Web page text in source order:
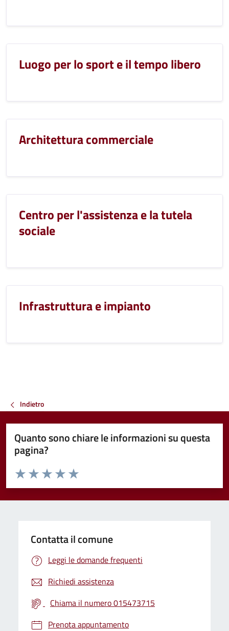
Luogo per lo sport e il tempo libero
Architettura commerciale
Centro per l'assistenza e la tutela
sociale
Infrastruttura e impianto
Indietro
Quanto sono chiare le informazioni su questa
pagina?
Valuta da 1 a 5 stelle la pagina
Valuta 5 stelle su 5
Valuta 4 stelle su 5
Valuta 3 stelle su 5
Valuta 2 stelle su 5
Valuta 1 stelle su 5
Contatta il comune
Leggi le domande frequenti
Richiedi assistenza
Chiama il numero 015473715
Prenota appuntamento